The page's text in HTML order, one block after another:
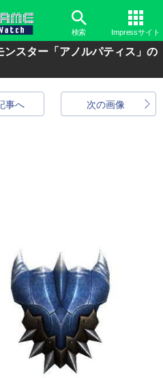
検索 Impressサイト
ンスター「アノルパティス」の
次の画像
事へ